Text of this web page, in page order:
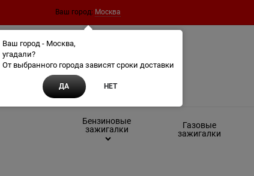
Ваш город: Москва
Бензиновые
зажигалки
Газовые
зажигалки
Ваш город - Москва,
угадали?
От выбранного города зависят сроки доставки
ДА НЕТ